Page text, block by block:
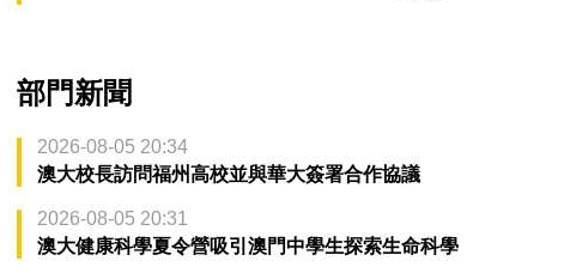
部門新聞
2026-08-05 20:34
澳大校長訪問福州高校並與華大簽署合作協議
2026-08-05 20:31
澳大健康科學夏令營吸引澳門中學生探索生命科學